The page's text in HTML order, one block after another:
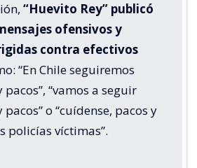
“Huevito Rey” publicó
ofensivos y
contra efectivos
“En Chile seguiremos
“vamos a seguir
o “cuídense, pacos y
policías víctimas”.